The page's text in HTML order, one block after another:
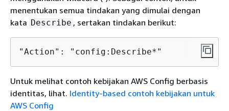
menentukan semua tindakan yang dimulai dengan
kata Describe , sertakan tindakan berikut:
"Action": "config:Describe*"
Untuk melihat contoh kebijakan AWS Config berbasis
identitas, lihat. Identity-based contoh kebijakan untuk
AWS Config